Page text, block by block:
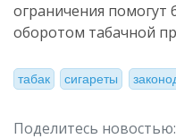
ограничения помогут
оборотом табачной
табак сигареты
Поделитесь новостью: